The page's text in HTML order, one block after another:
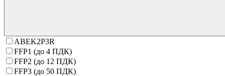
ABEK2P3R
FFP1 (до 4 ПДК)
FFP2 (до 12 ПДК)
FFP3 (до 50 ПДК)